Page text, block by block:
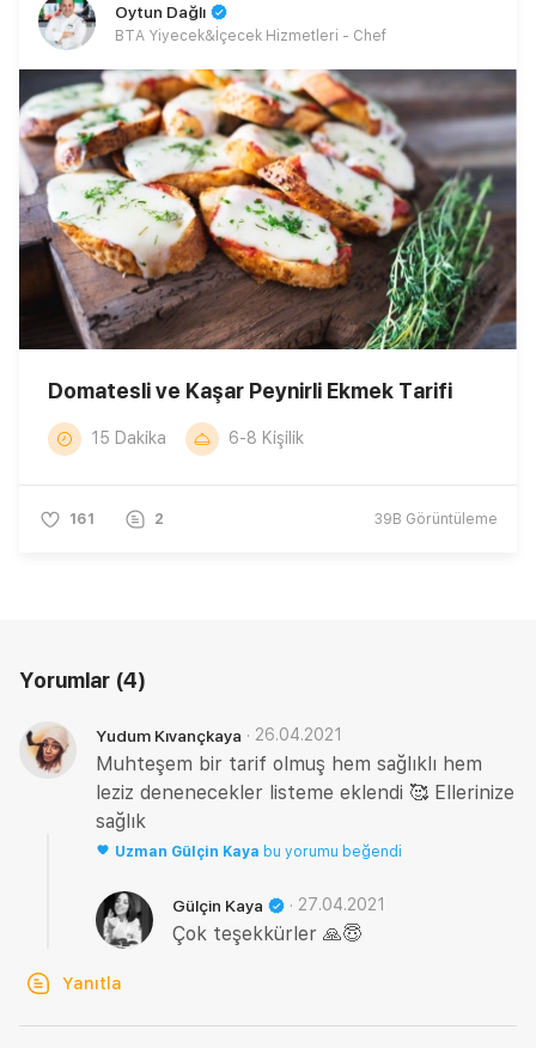
Oytun Dağlı
BTA Yiyecek&İçecek Hizmetleri - Chef
Domatesli ve Kaşar Peynirli Ekmek Tarifi
15 Dakika 6-8 Kişilik
161 2 39B Görüntüleme
Yorumlar (4)
Yudum Kıvançkaya · 26.04.2021
Muhteşem bir tarif olmuş hem sağlıklı hem
leziz denenecekler listeme eklendi 🥰 Ellerinize
sağlık
Uzman Gülçin Kaya bu yorumu beğendi
Gülçin Kaya · 27.04.2021
Çok teşekkürler 🙏😇
Yanıtla